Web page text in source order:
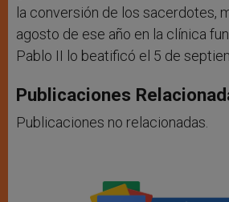
la conversión de los sacerdotes,
agosto de ese año en la clínica
Pablo II lo beatificó el 5 de
Publicaciones
Publicaciones no relacionadas.